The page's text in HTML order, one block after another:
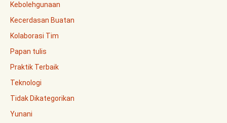
Kebolehgunaan
Kecerdasan Buatan
Kolaborasi Tim
Papan tulis
Praktik Terbaik
Teknologi
Tidak Dikategorikan
Yunani